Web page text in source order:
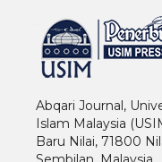
Abqari Journal,
Islam Malaysia
Baru Nilai, 71800